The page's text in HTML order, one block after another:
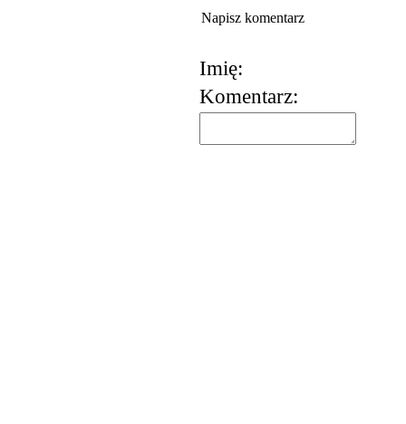
Napisz komentarz
Imię:
Komentarz: